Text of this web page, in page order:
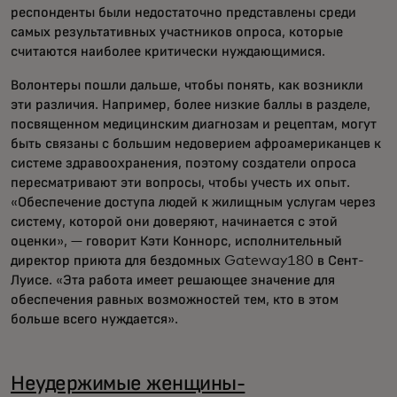
респонденты были недостаточно представлены среди
самых результативных участников опроса, которые
считаются наиболее критически нуждающимися.
Волонтеры пошли дальше, чтобы понять, как возникли
эти различия. Например, более низкие баллы в разделе,
посвященном медицинским диагнозам и рецептам, могут
быть связаны с большим недоверием афроамериканцев к
системе здравоохранения, поэтому создатели опроса
пересматривают эти вопросы, чтобы учесть их опыт.
«Обеспечение доступа людей к жилищным услугам через
систему, которой они доверяют, начинается с этой
оценки», — говорит Кэти Коннорс, исполнительный
директор приюта для бездомных Gateway180 в Сент-
Луисе. «Эта работа имеет решающее значение для
обеспечения равных возможностей тем, кто в этом
больше всего нуждается».
Неудержимые женщины-